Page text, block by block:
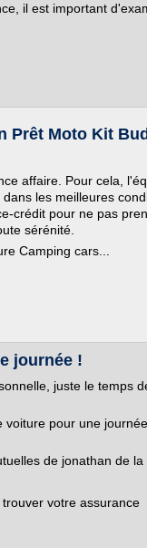
il est important
Prêt Moto Kit
affaire. Pour cela,
les meilleures
crédit pour ne pas
sérénité.
Camping cars...
journée !
juste le temps
pour une
de jonathan de la
votre assurance